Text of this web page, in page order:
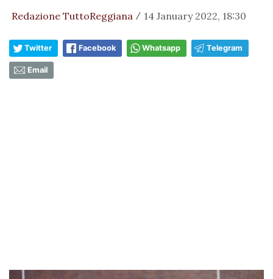
Redazione TuttoReggiana / 14 January 2022, 18:30
Twitter Facebook Whatsapp Telegram
Email